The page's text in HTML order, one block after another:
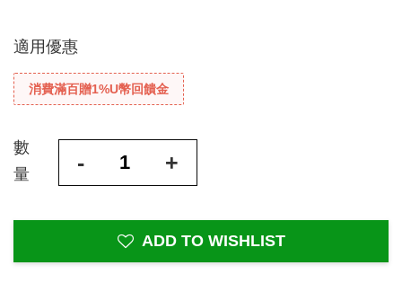
適用優惠
消費滿百贈1%U幣回饋金
數
量
- +
ADD TO WISHLIST